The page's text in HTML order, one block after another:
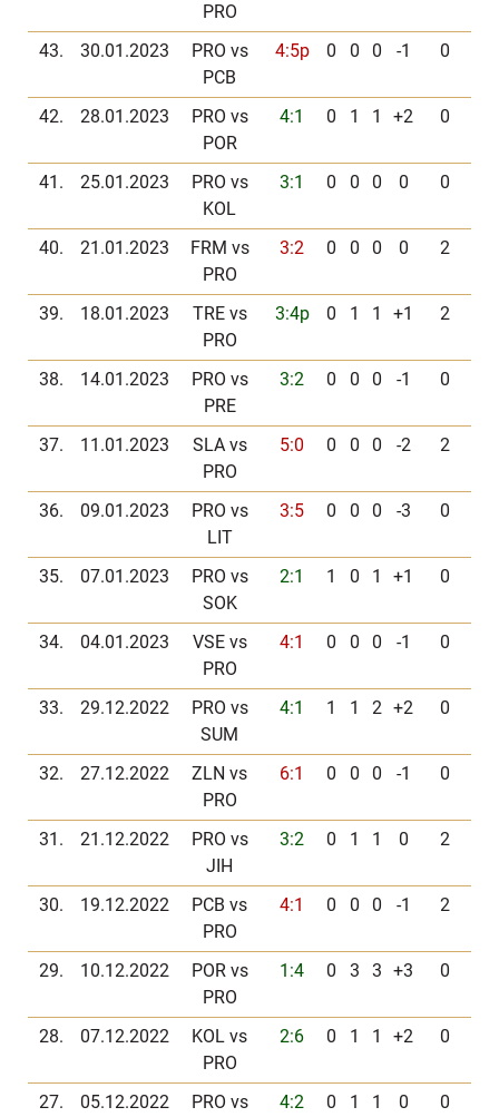
PRO
43. 30.01.2023
PRO vs
PCB
4:5p 0 0 0 -1 0
42. 28.01.2023
PRO vs
POR
4:1 0 1 1 +2 0
41. 25.01.2023
PRO vs
KOL
3:1 0 0 0 0 0
40. 21.01.2023
FRM vs
PRO
3:2 0 0 0 0 2
39. 18.01.2023
TRE vs
PRO
3:4p 0 1 1 +1 2
38. 14.01.2023
PRO vs
PRE
3:2 0 0 0 -1 0
37. 11.01.2023
SLA vs
PRO
5:0 0 0 0 -2 2
36. 09.01.2023
PRO vs
LIT
3:5 0 0 0 -3 0
35. 07.01.2023
PRO vs
SOK
2:1 1 0 1 +1 0
34. 04.01.2023
VSE vs
PRO
4:1 0 0 0 -1 0
33. 29.12.2022
PRO vs
SUM
4:1 1 1 2 +2 0
32. 27.12.2022
ZLN vs
PRO
6:1 0 0 0 -1 0
31. 21.12.2022
PRO vs
JIH
3:2 0 1 1 0 2
30. 19.12.2022
PCB vs
PRO
4:1 0 0 0 -1 2
29. 10.12.2022
POR vs
PRO
1:4 0 3 3 +3 0
28. 07.12.2022
KOL vs
PRO
2:6 0 1 1 +2 0
27. 05.12.2022
PRO vs
4:2 0 1 1 0 0